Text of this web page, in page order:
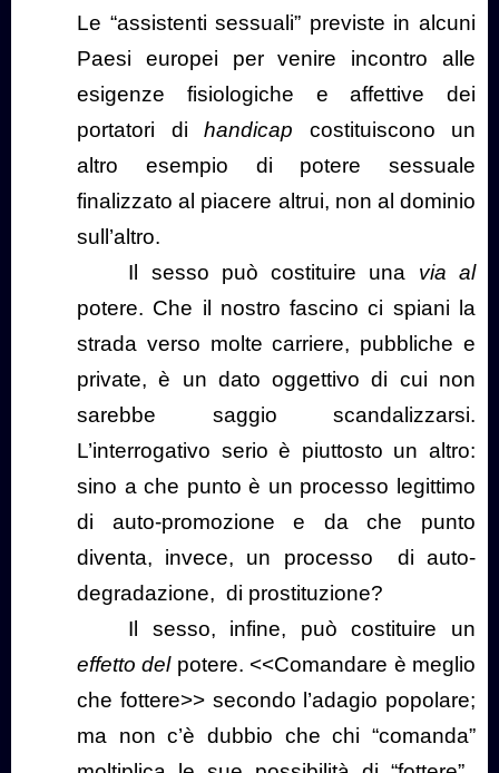
Le “assistenti sessuali” previste in alcuni
Paesi europei per venire incontro alle
esigenze fisiologiche e affettive dei
portatori di handicap costituiscono un
altro esempio di potere sessuale
finalizzato al piacere altrui, non al dominio
sull’altro.
Il sesso può costituire una via al
potere. Che il nostro fascino ci spiani la
strada verso molte carriere, pubbliche e
private, è un dato oggettivo di cui non
sarebbe saggio scandalizzarsi.
L’interrogativo serio è piuttosto un altro:
sino a che punto è un processo legittimo
di auto-promozione e da che punto
diventa, invece, un processo
di auto-
degradazione, di prostituzione?
Il sesso, infine, può costituire un
effetto delpotere. <<Comandare è meglio
che fottere>> secondo l’adagio popolare;
ma non c’è dubbio che chi “comanda”